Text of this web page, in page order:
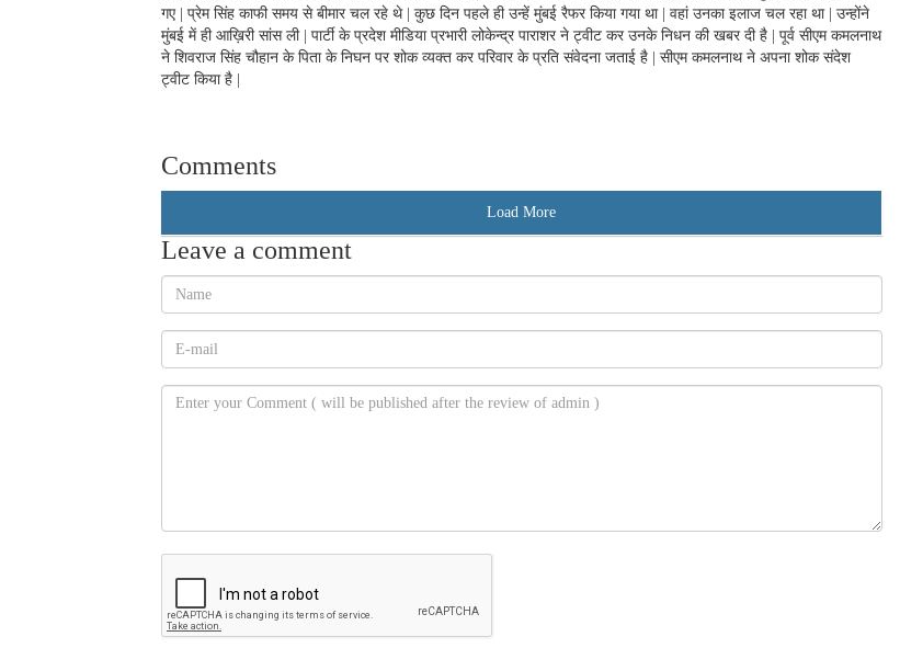
o
k
r
I
n
p
p
गए | प्रेम सिंह काफी समय से बीमार चल रहे थे | कुछ दिन पहले ही उन्हें मुंबई रैफर किया गया था | वहां उनका इलाज चल रहा था | उन्होंने
मुंबई में ही आख़िरी सांस ली | पार्टी के प्रदेश मीडिया प्रभारी लोकेन्द्र पाराशर ने ट्वीट कर उनके निधन की खबर दी है | पूर्व सीएम कमलनाथ
ने शिवराज सिंह चौहान के पिता के निघन पर शोक व्यक्त कर परिवार के प्रति संवेदना जताई है | सीएम कमलनाथ ने अपना शोक संदेश
ट्वीट किया है |
Comments
Load More
Leave a comment